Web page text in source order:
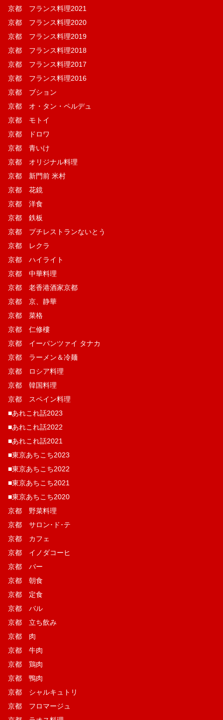
京都 フランス料理2021
京都 フランス料理2020
京都 フランス料理2019
京都 フランス料理2018
京都 フランス料理2017
京都 フランス料理2016
京都 ブション
京都 オ・タン・ペルデュ
京都 モトイ
京都 ドロワ
京都 青いけ
京都 オリジナル料理
京都 新門前 米村
京都 花鏡
京都 洋食
京都 鉄板
京都 プチレストランないとう
京都 レクラ
京都 ハイライト
京都 中華料理
京都 老香港酒家京都
京都 京、静華
京都 菜格
京都 仁修樓
京都 イーパンツァイ タナカ
京都 ラーメン＆冷麺
京都 ロシア料理
京都 韓国料理
京都 スペイン料理
■あれこれ話2023
■あれこれ話2022
■あれこれ話2021
■東京あちこち2023
■東京あちこち2022
■東京あちこち2021
■東京あちこち2020
京都 野菜料理
京都 サロン･ド･テ
京都 カフェ
京都 イノダコーヒ
京都 バー
京都 朝食
京都 定食
京都 バル
京都 立ち飲み
京都 肉
京都 牛肉
京都 鶏肉
京都 鴨肉
京都 シャルキュトリ
京都 フロマージュ